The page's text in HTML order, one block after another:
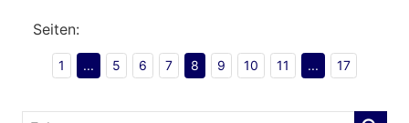
Seiten:
1 ... 5 6 7 8 9 10 11 ... 17